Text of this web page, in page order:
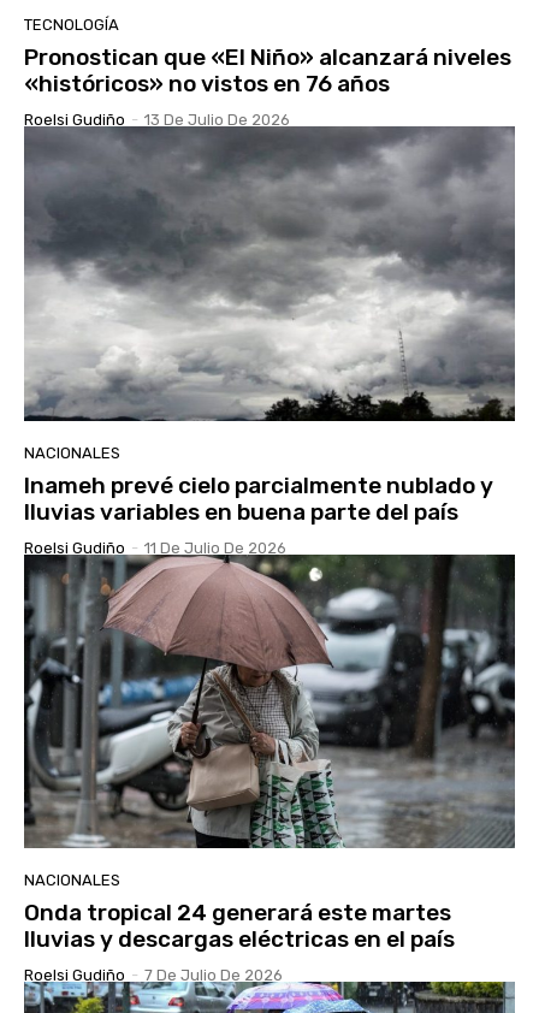
TECNOLOGÍA
Pronostican que «El Niño» alcanzará niveles
«históricos» no vistos en 76 años
Roelsi Gudiño - 13 De Julio De 2026
NACIONALES
Inameh prevé cielo parcialmente nublado y
lluvias variables en buena parte del país
Roelsi Gudiño - 11 De Julio De 2026
NACIONALES
Onda tropical 24 generará este martes
lluvias y descargas eléctricas en el país
Roelsi Gudiño - 7 De Julio De 2026